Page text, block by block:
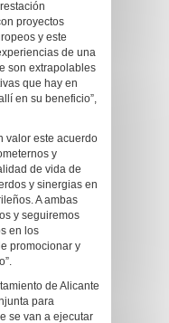
proyectos
y este
de una
son extrapolables
que hay en
en su beneficio”,
valor este acuerdo
y
de vida de
y sinergias en
A ambas
y seguiremos
en los
promocionar y
de Alicante
para
se van a ejecutar